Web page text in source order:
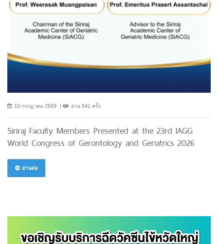
10 กรกฎาคม 2569 อ่าน 541 ครั้ง
Siriraj Faculty Members Presented at the 23rd IAGG
World Congress of Gerontology and Geriatrics 2026
อ่านต่อ